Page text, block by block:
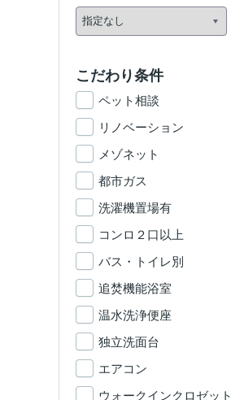
こだわり条件
ペット相談
リノベーション
メゾネット
都市ガス
洗濯機置場有
コンロ２口以上
バス・トイレ別
追焚機能浴室
温水洗浄便座
独立洗面台
エアコン
ウォークインクロゼット